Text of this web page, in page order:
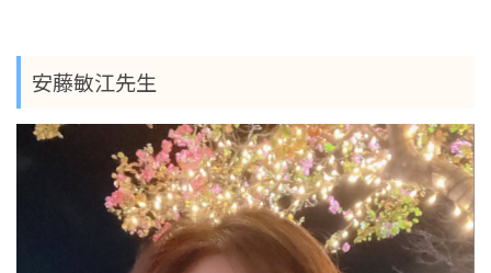
安藤敏江先生